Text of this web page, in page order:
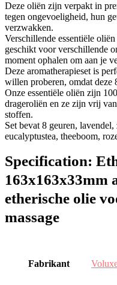
Deze oliën zijn verpakt in
tegen ongevoeligheid, hun
verzwakken.
Verschillende essentiële
geschikt voor verschillende
moment ophalen om aan je
Deze aromatherapieset is
willen proberen, omdat deze
Onze essentiële oliën zijn
drageroliën en ze zijn vrij
stoffen.
Set bevat 8 geuren,
eucalyptustea, theeboom,
Specification:
163x163x33mm
etherische olie
massage
Fabrikant